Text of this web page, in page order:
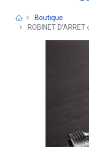
Boutique
ROBINET